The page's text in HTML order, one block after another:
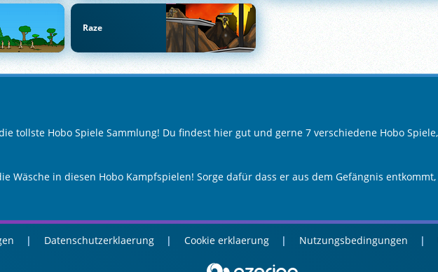
Raze
tollste Hobo Spiele Sammlung! Du findest hier gut und gerne 7 verschiedene Hobo
Wäsche in diesen Hobo Kampfspielen! Sorge dafür dass er aus dem Gefängnis
Datenschutzerklaerung Cookie erklaerung Nutzungsbedingungen